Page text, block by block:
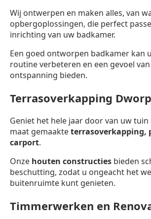
Wij ontwerpen en maken alles, van
opbergoplossingen, die perfect
inrichting van uw badkamer.
Een goed ontworpen badkamer kan
routine verbeteren en een gevoel
ontspanning bieden.
Terrasoverkapping Dworp
Geniet het hele jaar door van uw tuin
maat gemaakteterrasoverkapping,
carport.
Onze houten constructies bieden
beschutting, zodat u ongeacht het
buitenruimte kunt genieten.
Timmerwerken en